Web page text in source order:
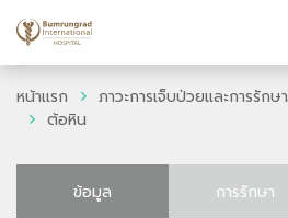
หน้าแรก ภาวะการเจ็บป่วยและการรักษา
ต้อหิน
ข้อมูล การรักษา